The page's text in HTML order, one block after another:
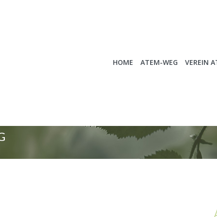
HOME ATEM-WEG VEREIN